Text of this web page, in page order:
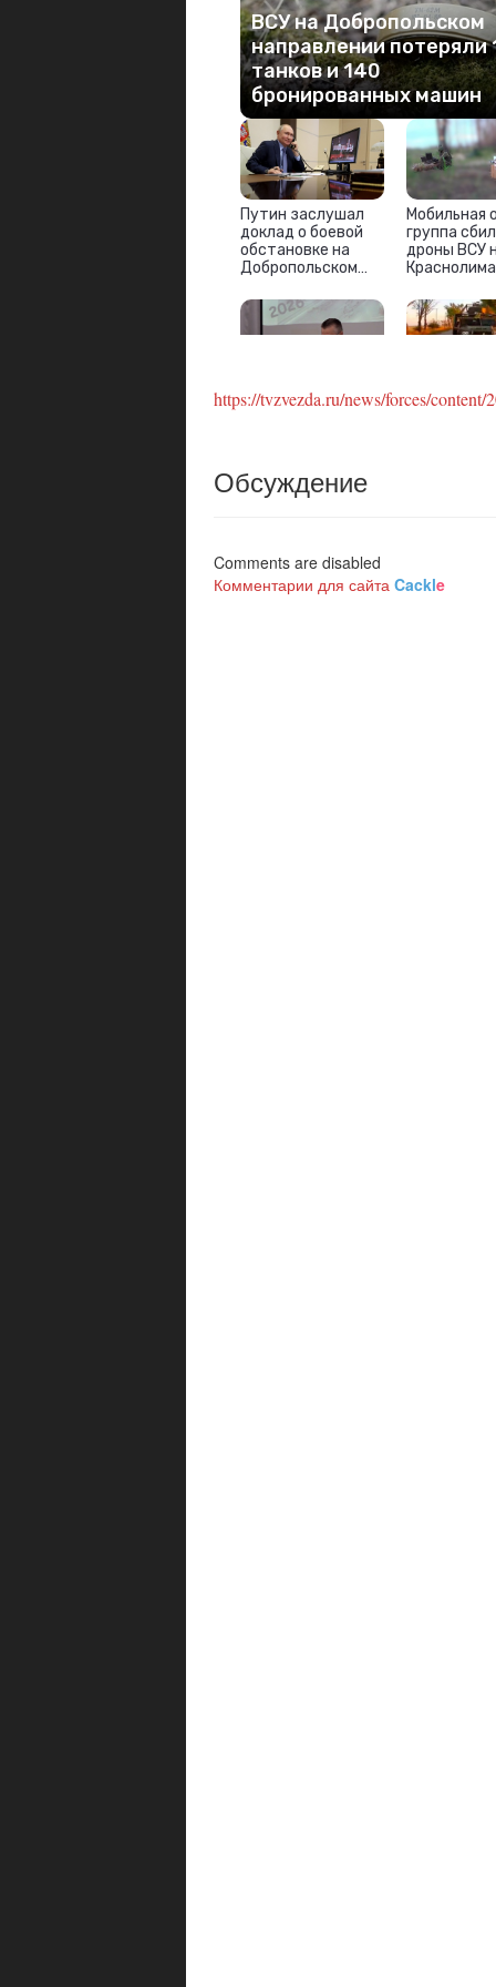
https://tvzvezda.ru/news/forces/
Обсуждение
Comments are disabled
Комментарии для сайта Cackle